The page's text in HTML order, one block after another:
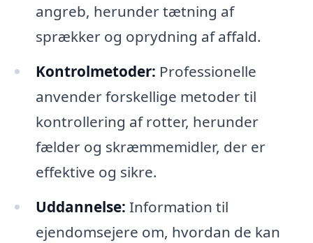
angreb, herunder tætning af
sprækker og oprydning af affald.
Kontrolmetoder: Professionelle
anvender forskellige metoder til
kontrollering af rotter, herunder
fælder og skræmmemidler, der er
effektive og sikre.
Uddannelse: Information til
ejendomsejere om, hvordan de kan